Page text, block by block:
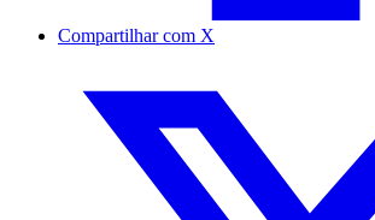
Compartilhar com X